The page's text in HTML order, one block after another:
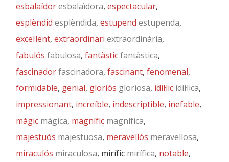
esbalaïdoresbalaïdora, espectacular,
esplèndid esplèndida, estupend estupenda,
excel·lent, extraordinari extraordinària,
fabulós fabulosa, fantàsticfantàstica,
fascinadorfascinadora, fascinant, fenomenal,
formidable, genial, gloriós gloriosa, idíl·lic idíl·lica,
impressionant, increïble, indescriptible, inefable,
màgic màgica, magnífic magnífica,
majestuós majestuosa, meravellós meravellosa,
miraculós miraculosa, mirífic mirífica, notable,